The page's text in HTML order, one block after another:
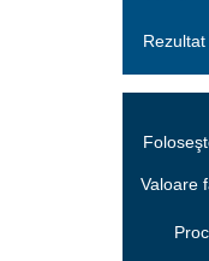
Rezultat
Valoare